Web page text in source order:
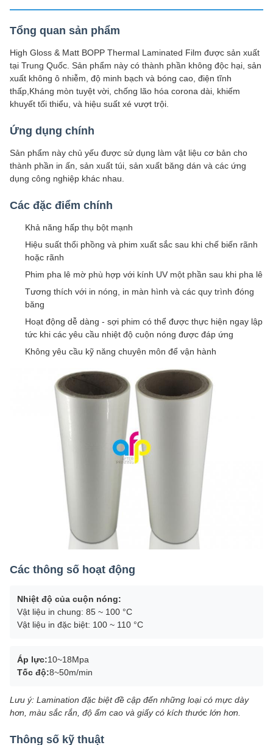
Tổng quan sản phẩm
High Gloss & Matt BOPP Thermal Laminated Film được sản xuất
tại Trung Quốc. Sản phẩm này có thành phần không độc hại, sản
xuất không ô nhiễm, độ minh bạch và bóng cao, điện tĩnh
thấp,Kháng mòn tuyệt vời, chống lão hóa corona dài, khiếm
khuyết tối thiểu, và hiệu suất xé vượt trội.
Ứng dụng chính
Sản phẩm này chủ yếu được sử dụng làm vật liệu cơ bản cho
thành phần in ấn, sản xuất túi, sản xuất băng dán và các ứng
dụng công nghiệp khác nhau.
Các đặc điểm chính
Khả năng hấp thụ bột mạnh
Hiệu suất thổi phồng và phim xuất sắc sau khi chế biến rãnh
hoặc rãnh
Phim pha lê mờ phù hợp với kính UV một phần sau khi pha lê
Tương thích với in nóng, in màn hình và các quy trình đóng
băng
Hoạt động dễ dàng - sợi phim có thể được thực hiện ngay lập
tức khi các yêu cầu nhiệt độ cuộn nóng được đáp ứng
Không yêu cầu kỹ năng chuyên môn để vận hành
Các thông số hoạt động
Nhiệt độ của cuộn nóng:
Vật liệu in chung: 85 ~ 100 °C
Vật liệu in đặc biệt: 100 ~ 110 °C
Áp lực:10~18Mpa
Tốc độ:8~50m/min
Lưu ý: Lamination đặc biệt đề cập đến những loại có mực dày
hơn, màu sắc rắn, độ ẩm cao và giấy có kích thước lớn hơn.
Thông số kỹ thuật